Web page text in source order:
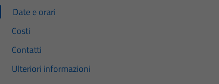
Date e orari
Costi
Contatti
Ulteriori informazioni